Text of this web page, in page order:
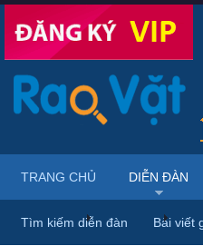
Trang chủ Diễn đàn
TRANG CHỦ DIỄN ĐÀN
Tìm kiếm diễn đàn Bài viết